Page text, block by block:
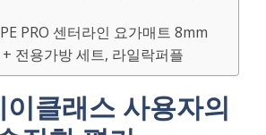
PRO 센터라인 요가매트 8mm
전용가방 세트, 라일락퍼플
클래스 사용자의